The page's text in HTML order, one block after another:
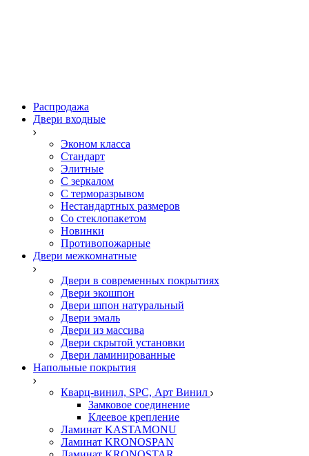
Распродажа
Двери входные
Эконом класса
Стандарт
Элитные
С зеркалом
С терморазрывом
Нестандартных размеров
Со стеклопакетом
Новинки
Противопожарные
Двери межкомнатные
Двери в современных покрытиях
Двери экошпон
Двери шпон натуральный
Двери эмаль
Двери из массива
Двери скрытой установки
Двери ламинированные
Напольные покрытия
Кварц-винил, SPC, Арт Винил
Замковое соединение
Клеевое крепление
Ламинат KASTAMONU
Ламинат KRONOSPAN